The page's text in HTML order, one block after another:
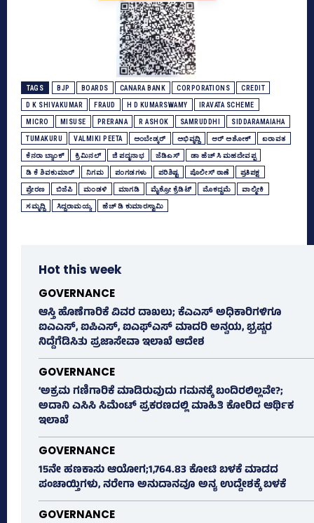
TAGS BJP BOARDS CANARA BANK CORPORATIONS CREDIT
D K SHIVAKUMAR FRAUD H D KUMARSWAMY IRAVATA SCHEME
MICRO MISUSE PRERANA R ASHOK SAMRUDDHI SIDDARAMAIAHA
TUMAKURU VALMIKI PEETA ಅಂಬೇಡ್ಕರ್‌ ಅಭಿವೃದ್ದಿ ಆರ್‌ ಅಶೋಕ್‌ ಐರಾವತ
ಕೆನರಾ ಬ್ಯಾಂಕ್‌ ಕ್ರಿಮಿನಲ್‌ ಜಿ ಪದ್ಮನಾಭ ಜೆಡಿಎಸ್‌ ಡಾ ಹೆಚ್‌ ಸಿ ಮಹದೇವಪ್ಪ
ಡಿ ಕೆ ಶಿವಕುಮಾರ್ ನಿಗಮ ಪಂಗಡಗಳು ಪರಿಶಿಷ್ಟ ಪೊಲೀಸ್‌ ಠಾಣೆ ಪ್ರತಿಪಕ್ಷ
ಪ್ರೇರಣ ಬಿಜೆಪಿ ಮಂಡಳಿ ಮಾಗಡಿ ಮೈಕ್ರೋ ಕ್ರೆಡಿಟ್‌ ಮೊಕದ್ದಮೆ ವಾಲ್ಮೀಕಿ
ಸಮೃದ್ದಿ ಸಿದ್ದರಾಮಯ್ಯ ಹೆಚ್‌ ಡಿ ಕುಮಾರಸ್ವಾಮಿ
Hot this week
GOVERNANCE
ಆಸ್ತಿ ಹೊಣೆಗಾರಿಕೆ ವಿವರ ದಾಖಲು; ಕೆಎಎಸ್ ಅಧಿಕಾರಿಗಳಿಗೂ
ಐಎಎಸ್‌, ಐಪಿಎಸ್‌, ಐಎಫ್‌ಎಸ್‌ ಮಾದರಿ ಅನ್ವಯ, ಭ್ರಷ್ಟರ
ನಿದ್ದೆಗೆಡಿಸಿತು ಪ್ರಜಾಸೇವಾ ಇಲಾಖೆ ಆದೇಶ
GOVERNANCE
‘ಅಕ್ರಮ ಗಣಿಗಾರಿಕೆ ಮಾಡಿರುವುದು ಗಮನಕ್ಕೆ ಬಂದಿರಲಿಲ್ಲವೇ?;
ಅದಾನಿ ಎಸಿಸಿ ಸಿಮೆಂಟ್ ಪ್ರಕರಣದಲ್ಲಿ ಮಾಹಿತಿ ಕೋರಿದ ಆರ್ಥಿಕ
ಇಲಾಖೆ
GOVERNANCE
15ನೇ ಹಣಕಾಸು ಆಯೋಗ;1,764.83 ಕೋಟಿ ಬಳಕೆ ಮಾಡದ
ಪಂಚಾಯ್ತಿಗಳು, ನರೇಗಾ ಅನುದಾನವೂ ಅನ್ಯ ಉದ್ದೇಶಕ್ಕೆ ಬಳಕೆ
GOVERNANCE